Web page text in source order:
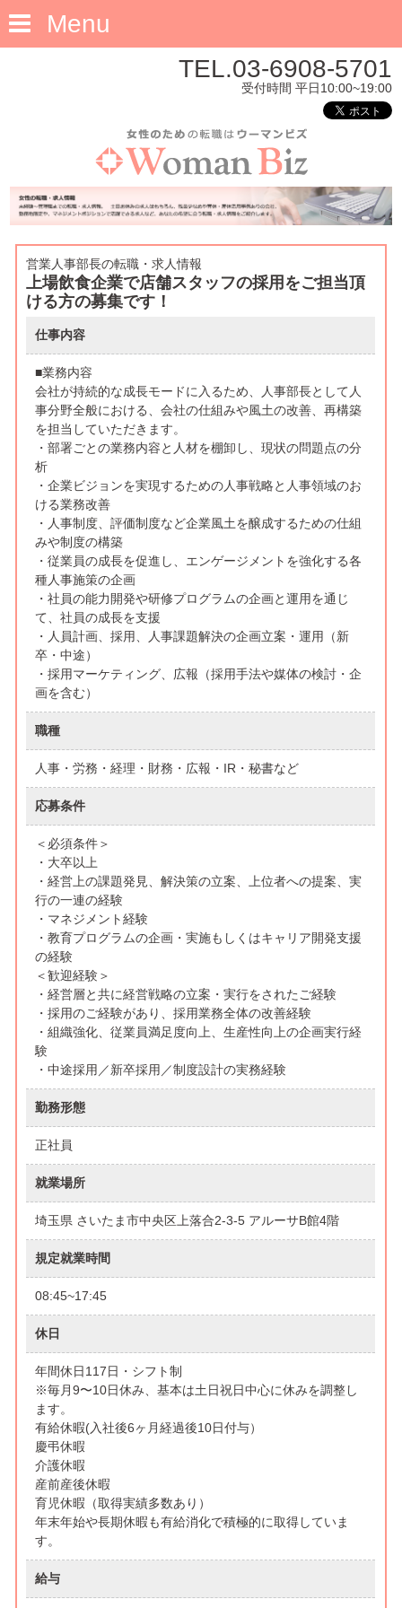
Menu
TEL.03-6908-5701
受付時間 平日10:00~19:00
営業人事部長の転職・求人情報
上場飲食企業で店舗スタッフの採用をご担当頂
ける方の募集です！
仕事内容
■業務内容
会社が持続的な成長モードに入るため、人事部長として人
事分野全般における、会社の仕組みや風土の改善、再構築
を担当していただきます。
・部署ごとの業務内容と人材を棚卸し、現状の問題点の分
析
・企業ビジョンを実現するための人事戦略と人事領域のお
ける業務改善
・人事制度、評価制度など企業風土を醸成するための仕組
みや制度の構築
・従業員の成長を促進し、エンゲージメントを強化する各
種人事施策の企画
・社員の能力開発や研修プログラムの企画と運用を通じ
て、社員の成長を支援
・人員計画、採用、人事課題解決の企画立案・運用（新
卒・中途）
・採用マーケティング、広報（採用手法や媒体の検討・企
画を含む）
職種
人事・労務・経理・財務・広報・IR・秘書など
応募条件
＜必須条件＞
・大卒以上
・経営上の課題発見、解決策の立案、上位者への提案、実
行の一連の経験
・マネジメント経験
・教育プログラムの企画・実施もしくはキャリア開発支援
の経験
＜歓迎経験＞
・経営層と共に経営戦略の立案・実行をされたご経験
・採用のご経験があり、採用業務全体の改善経験
・組織強化、従業員満足度向上、生産性向上の企画実行経
験
・中途採用／新卒採用／制度設計の実務経験
勤務形態
正社員
就業場所
埼玉県 さいたま市中央区上落合2-3-5 アルーサB館4階
規定就業時間
08:45~17:45
休日
年間休日117日・シフト制
※毎月9〜10日休み、基本は土日祝日中心に休みを調整し
ます。
有給休暇(入社後6ヶ月経過後10日付与）
慶弔休暇
介護休暇
産前産後休暇
育児休暇（取得実績多数あり）
年末年始や長期休暇も有給消化で積極的に取得していま
す。
給与